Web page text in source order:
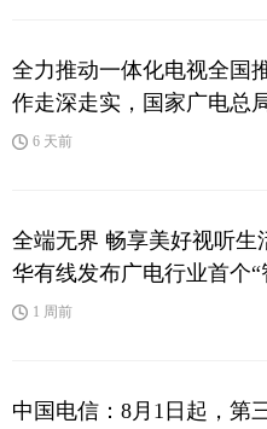
全力推动一体化电视全国
作走深走实，国家广电总
最新会议
6 天前
全端无界 畅享美好视听生
华有线发布广电行业首个“
全端通”AI智能体产品
1 周前
中国电信：8月1日起，第